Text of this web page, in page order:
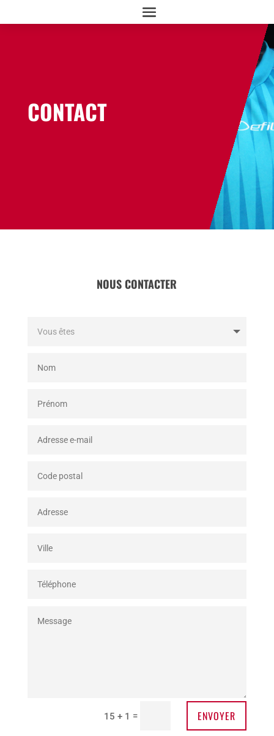
CONTACT
NOUS CONTACTER
15 + 1 = ENVOYER